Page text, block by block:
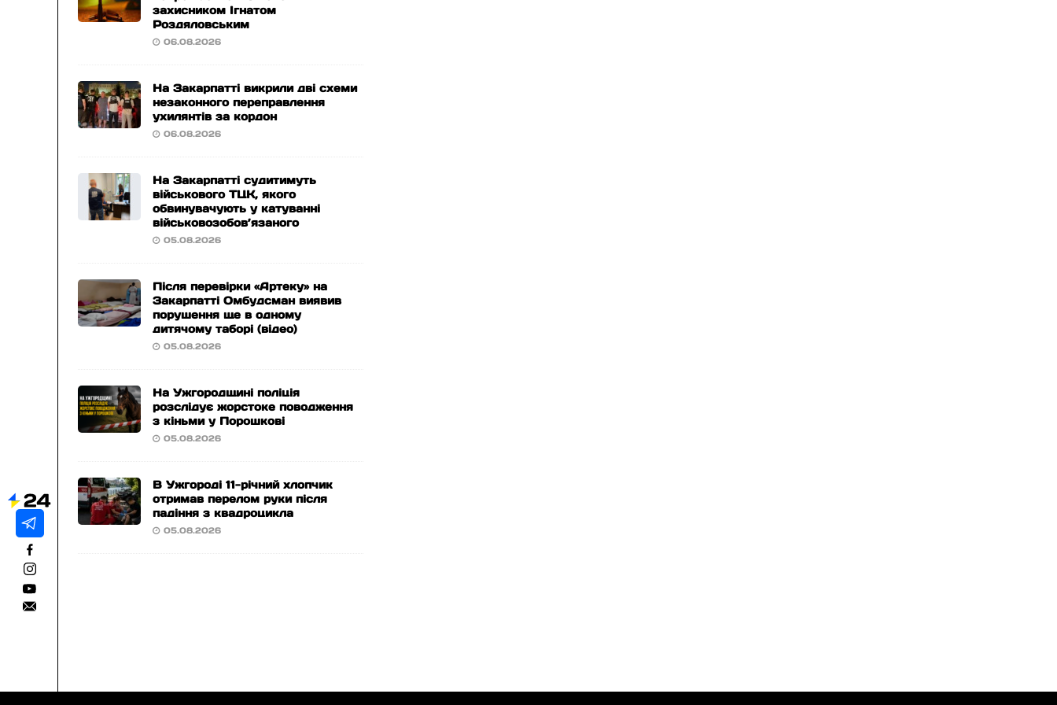
захисником Ігнатом
Роздяловським
06.08.2026
На Закарпатті викрили дві схеми
незаконного переправлення
ухилянтів за кордон
06.08.2026
На Закарпатті судитимуть
військового ТЦК, якого
обвинувачують у катуванні
військовозобов’язаного
05.08.2026
Після перевірки «Артеку» на
Закарпатті Омбудсман виявив
порушення ще в одному
дитячому таборі (відео)
05.08.2026
На Ужгородщині поліція
розслідує жорстоке поводження
з кіньми у Порошкові
05.08.2026
В Ужгороді 11-річний хлопчик
отримав перелом руки після
падіння з квадроцикла
05.08.2026